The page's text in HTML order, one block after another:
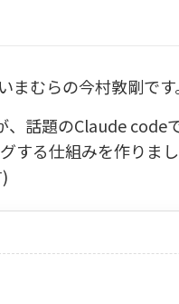
むらの今村敦剛です
話題のClaude code
する仕組みを作りま